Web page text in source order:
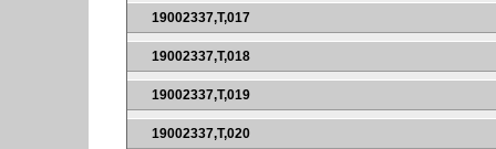
19002337,T,017
19002337,T,018
19002337,T,019
19002337,T,020